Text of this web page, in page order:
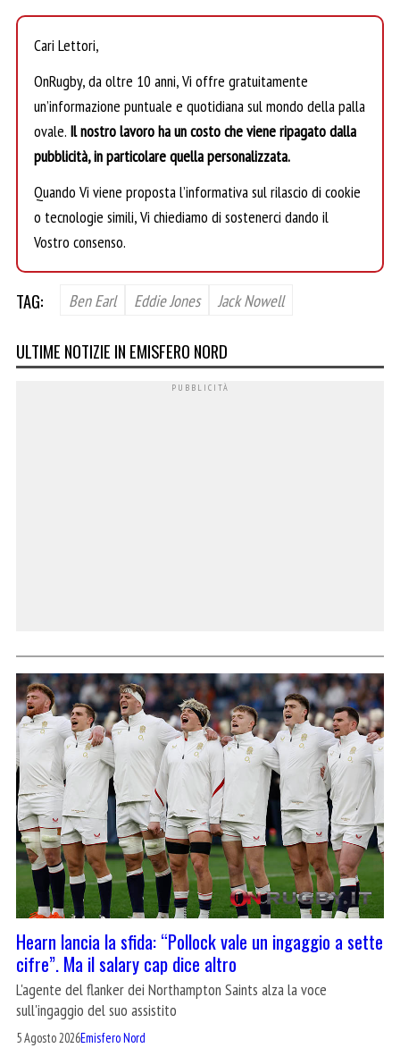
Cari Lettori,
OnRugby, da oltre 10 anni, Vi offre gratuitamente
un’informazione puntuale e quotidiana sul mondo della palla
ovale. Il nostro lavoro ha un costo che viene ripagato dalla
pubblicità, in particolare quella personalizzata.
Quando Vi viene proposta l’informativa sul rilascio di cookie
o tecnologie simili, Vi chiediamo di sostenerci dando il
Vostro consenso.
TAG: Ben Earl Eddie Jones Jack Nowell
ULTIME NOTIZIE IN EMISFERO NORD
Hearn lancia la sfida: “Pollock vale un ingaggio a sette
cifre”. Ma il salary cap dice altro
L'agente del flanker dei Northampton Saints alza la voce
sull'ingaggio del suo assistito
5 Agosto 2026Emisfero Nord